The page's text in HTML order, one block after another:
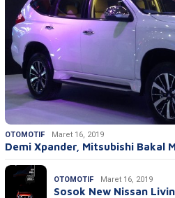
OTOMOTIF Maret 16, 2019
Demi Xpander, Mitsubishi Bakal
OTOMOTIF Maret 16, 2019
Sosok New Nissan